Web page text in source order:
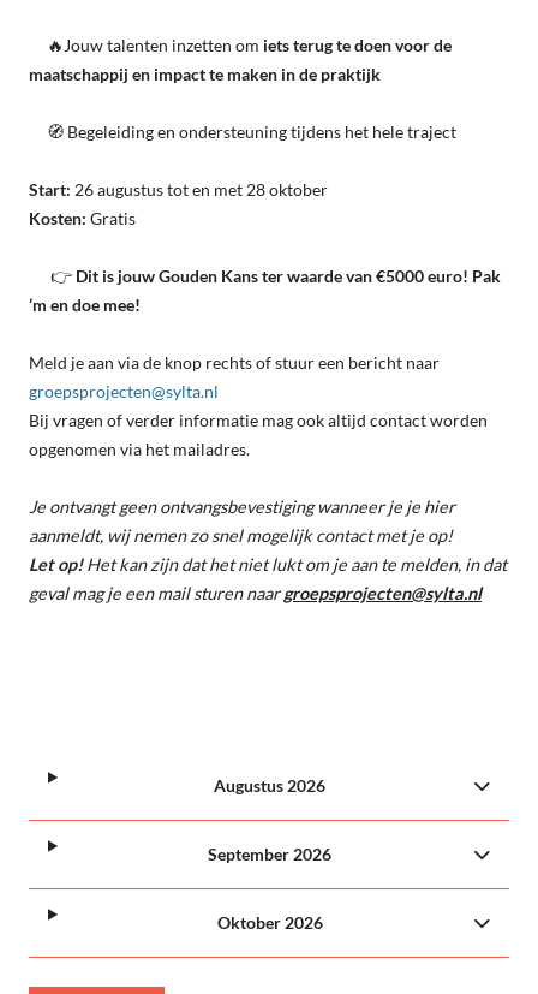
🔥Jouw talenten inzetten om iets terug te doen voor de
maatschappij en impact te maken in de praktijk
🧭 Begeleiding en ondersteuning tijdens het hele traject
Start: 26 augustus tot en met 28 oktober
Kosten: Gratis
👉 Dit is jouw Gouden Kans ter waarde van €5000 euro! Pak
’m en doe mee!
Meld je aan via de knop rechts of stuur een bericht naar
groepsprojecten@sylta.nl
Bij vragen of verder informatie mag ook altijd contact worden
opgenomen via het mailadres.
Je ontvangt geen ontvangsbevestiging wanneer je je hier
aanmeldt, wij nemen zo snel mogelijk contact met je op!
Let op!Het kan zijn dat het niet lukt om je aan te melden, in dat
geval mag je een mail sturen naargroepsprojecten@sylta.nl
Augustus 2026
September 2026
Oktober 2026